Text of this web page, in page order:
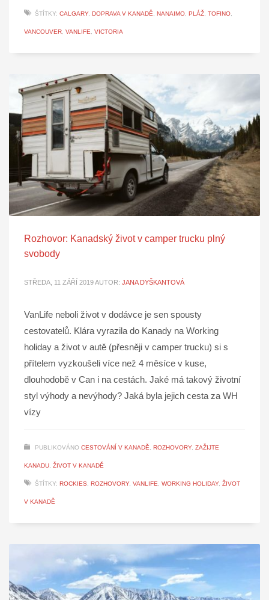
ŠTÍTKY: CALGARY, DOPRAVA V KANADĚ, NANAIMO, PLÁŽ, TOFINO,
VANCOUVER, VANLIFE, VICTORIA
Rozhovor: Kanadský život v camper trucku plný
svobody
STŘEDA, 11 ZÁŘÍ 2019AUTOR: JANA DYŠKANTOVÁ
VanLife neboli život v dodávce je sen spousty
cestovatelů. Klára vyrazila do Kanady na Working
holiday a život v autě (přesněji v camper trucku) si s
přítelem vyzkoušeli více než 4 měsíce v kuse,
dlouhodobě v Can i na cestách. Jaké má takový životní
styl výhody a nevýhody? Jaká byla jejich cesta za WH
vízy
PUBLIKOVÁNO CESTOVÁNÍ V KANADĚ, ROZHOVORY, ZAŽIJTE
KANADU, ŽIVOT V KANADĚ
ŠTÍTKY: ROCKIES, ROZHOVORY, VANLIFE, WORKING HOLIDAY, ŽIVOT
V KANADĚ